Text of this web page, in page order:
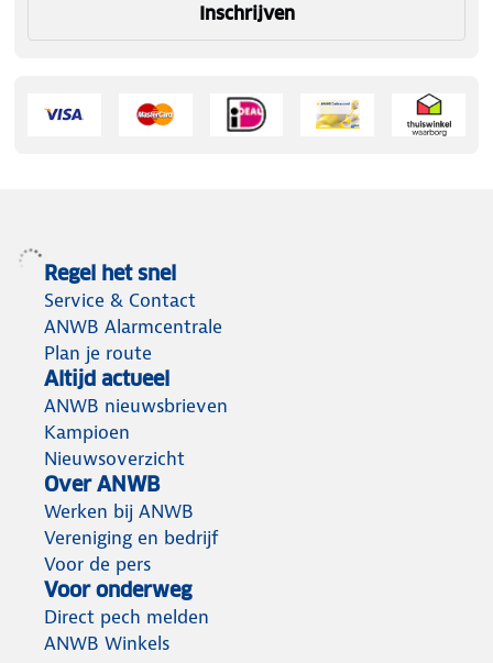
Inschrijven
Regel het snel
Service & Contact
ANWB Alarmcentrale
Plan je route
Altijd actueel
ANWB nieuwsbrieven
Kampioen
Nieuwsoverzicht
Over ANWB
Werken bij ANWB
Vereniging en bedrijf
Voor de pers
Voor onderweg
Direct pech melden
ANWB Winkels